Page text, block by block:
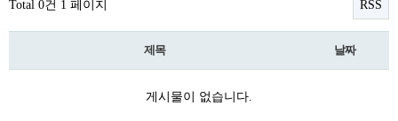
Total 0건 1 페이지 RSS
제목 날짜
게시물이 없습니다.